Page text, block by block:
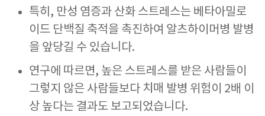
특히, 만성 염증과 산화 스트레스는 베타아밀로
이드 단백질 축적을 촉진하여 알츠하이머병 발병
을 앞당길 수 있습니다.
연구에 따르면, 높은 스트레스를 받은 사람들이
그렇지 않은 사람들보다 치매 발병 위험이 2배 이
상 높다는 결과도 보고되었습니다.